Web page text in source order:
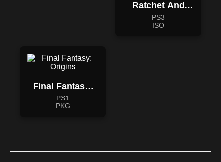
Ratchet And
Clank: Full
Frontal Assault
PS3
ISO
Final Fantasy:
Origins
PS1
PKG